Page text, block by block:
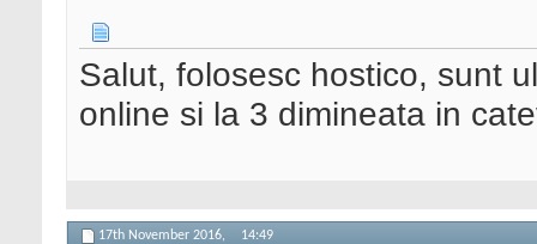
Salut, folosesc hostico, sunt
online si la 3 dimineata in
17th November 2016, 14:49